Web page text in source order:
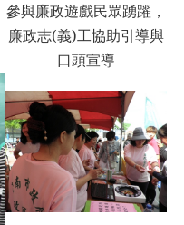
參與廉政遊戲民眾踴躍，
廉政志(義)工協助引導與
口頭宣導